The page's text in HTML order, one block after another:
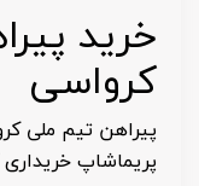
خرید
کرواسی
پیراهن تیم ملی
پریماشاپ